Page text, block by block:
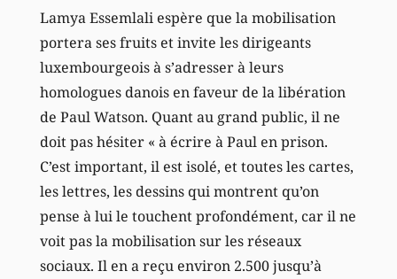
Lamya Essemlali espère que la mobilisation
portera ses fruits et invite les dirigeants
luxembourgeois à s’adresser à leurs
homologues danois en faveur de la libération
de Paul Watson. Quant au grand public, il ne
doit pas hésiter « à écrire à Paul en prison.
C’est important, il est isolé, et toutes les cartes,
les lettres, les dessins qui montrent qu’on
pense à lui le touchent profondément, car il ne
voit pas la mobilisation sur les réseaux
sociaux. Il en a reçu environ 2.500 jusqu’à